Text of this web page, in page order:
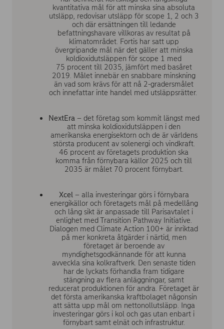
kvantitativa mål för att minska sina absoluta
utsläpp, redovisar utsläpp för scope 1, 2 och 3
och där ersättningen till ledande
befattningshavare villkoras av resultat på
klimatområdet. Fortis har satt upp
övergripande mål när det gäller att minska
koldioxidutsläppen för scope 1 med
75 procent till 2035, jämfört med basåret
2019. Målet innebär en snabbare minskning
än vad som krävs för att nå 2-gradersmålet
och innefattar inte handel med utsläppsrätter.
NextEra– det företag som kommit längst med
att minska koldioxidutsläppen i den
amerikanska energisektorn och de är världens
största producent av solenergi och vindkraft.
46 procent av företagets produktion ska
komma från förnybara källor 2025 och till
2035 är målet 70 procent förnybart.
Xcel– alla investeringar görs i förnybara
energikällor och företagets mål på medellång
och lång sikt är anpassade till Parisavtalet i
enlighet med Transition Pathway Initiative.
Dialogen med Climate Action 100+ är inriktad
på mer konkreta åtgärder i närtid, men
företaget är beroende av
myndighetsgodkännande för att kunna
avveckla sina kolkraftverk. Den senaste tiden
har de lyckats förhandla fram tidigare
stängning av flera anläggningar, samt
reducerat produktionen för andra. Företaget är
det första amerikanska kraftbolaget någonsin
att sätta upp mål om nettonollutsläpp. Inga
investeringar görs i kol och gas utan enbart i
förnybart samt elnät och infrastruktur.